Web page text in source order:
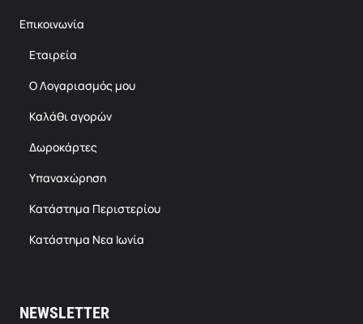
Επικοινωνία
Εταιρεία
Ο Λογαριασμός μου
Καλάθι αγορών
Δωροκάρτες
Υπαναχώρηση
Κατάστημα Περιστερίου
Κατάστημα Νεα Ιωνία
NEWSLETTER